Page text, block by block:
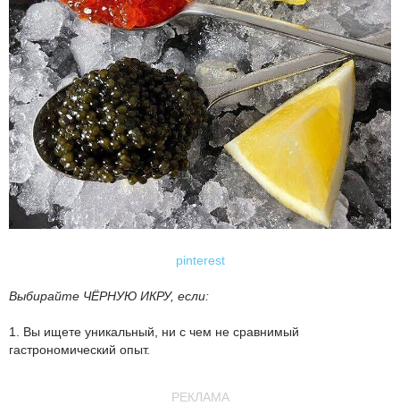
pinterest
Выбирайте ЧЁРНУЮ ИКРУ, если:
1. Вы ищете уникальный, ни с чем не сравнимый
гастрономический опыт.
РЕКЛАМА